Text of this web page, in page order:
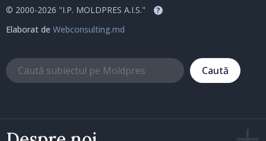
© 2000-2026 "I.P. MOLDPRES A.I.S." ?
Elaborat de Webconsulting.md
Caută